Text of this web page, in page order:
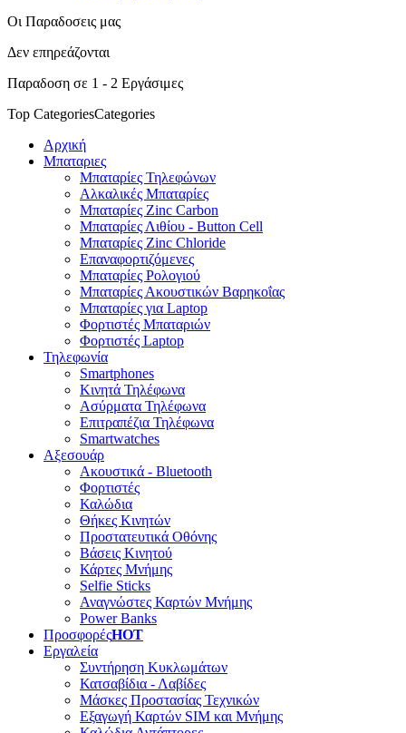
Οι Παραδοσεις μας
Δεν επηρεάζονται
Παραδοση σε 1 - 2 Εργάσιμες
Top CategoriesCategories
Αρχική
Μπαταριες
Μπαταρίες Τηλεφώνων
Αλκαλικές Μπαταρίες
Μπαταρίες Zinc Carbon
Μπαταρίες Λιθίου - Button Cell
Μπαταρίες Zinc Chloride
Επαναφορτιζόμενες
Μπαταρίες Ρολογιού
Μπαταρίες Ακουστικών Βαρηκοΐας
Μπαταρίες για Laptop
Φορτιστές Μπαταριών
Φορτιστές Laptop
Τηλεφωνία
Smartphones
Κινητά Τηλέφωνα
Ασύρματα Τηλέφωνα
Επιτραπέζια Τηλέφωνα
Smartwatches
Αξεσουάρ
Ακουστικά - Bluetooth
Φορτιστές
Καλώδια
Θήκες Κινητών
Προστατευτικά Οθόνης
Βάσεις Κινητού
Κάρτες Μνήμης
Selfie Sticks
Αναγνώστες Καρτών Μνήμης
Power Banks
ΠροσφορέςHOT
Εργαλεία
Συντήρηση Κυκλωμάτων
Κατσαβίδια - Λαβίδες
Μάσκες Προστασίας Τεχνικών
Εξαγωγή Καρτών SIM και Μνήμης